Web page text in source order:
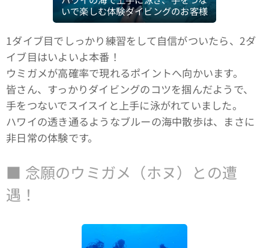
いで楽しむ体験ダイビングのお客様
1ダイブ目でしっかり練習をして自信がついたら、2ダ
イブ目はいよいよ本番！
ウミガメが高確率で現れるポイントへ向かいます。
皆さん、すっかりダイビングのコツを掴んだようで、
手をつないでスイスイと上手に泳がれていました。
ハワイの透き通るようなブルーの海中散歩は、まさに
非日常の体験です。
■ 念願のウミガメ（ホヌ）との遭
遇！